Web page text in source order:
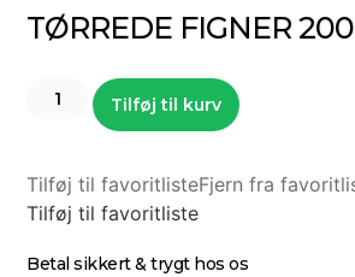
TØRREDE FIGNER
Tilføj til kurv
Tilføj til favoritlisteFjern fra
Tilføj til favoritliste
Betal sikkert & trygt hos os